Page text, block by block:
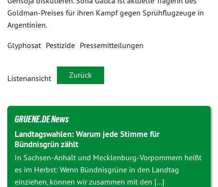
Goldman-Preises für ihren Kampf gegen Sprühflugzeuge in
Argentinien.
Glyphosat Pestizide Pressemitteilungen
Listenansicht Zurück
GRUENE.DE News
Landtagswahlen: Warum jede Stimme für
Bündnisgrün zählt
In Sachsen-Anhalt und Mecklenburg-Vorpommern heißt
es im Herbst: Wenn Bündnisgrüne in den Landtag
einziehen, können wir zusammen mit den [...]